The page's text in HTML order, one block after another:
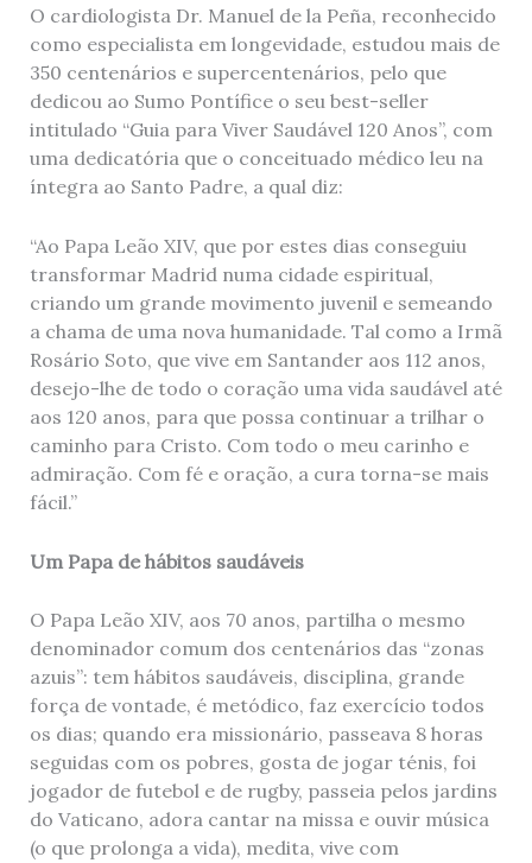
O cardiologista Dr. Manuel de la Peña, reconhecido
como especialista em longevidade, estudou mais de
350 centenários e supercentenários, pelo que
dedicou ao Sumo Pontífice o seu best-seller
intitulado “Guia para Viver Saudável 120 Anos”, com
uma dedicatória que o conceituado médico leu na
íntegra ao Santo Padre, a qual diz:
“Ao Papa Leão XIV, que por estes dias conseguiu
transformar Madrid numa cidade espiritual,
criando um grande movimento juvenil e semeando
a chama de uma nova humanidade. Tal como a Irmã
Rosário Soto, que vive em Santander aos 112 anos,
desejo-lhe de todo o coração uma vida saudável até
aos 120 anos, para que possa continuar a trilhar o
caminho para Cristo. Com todo o meu carinho e
admiração. Com fé e oração, a cura torna-se mais
fácil.”
Um Papa de hábitos saudáveis
O Papa Leão XIV, aos 70 anos, partilha o mesmo
denominador comum dos centenários das “zonas
azuis”: tem hábitos saudáveis, disciplina, grande
força de vontade, é metódico, faz exercício todos
os dias; quando era missionário, passeava 8 horas
seguidas com os pobres, gosta de jogar ténis, foi
jogador de futebol e de rugby, passeia pelos jardins
do Vaticano, adora cantar na missa e ouvir música
(o que prolonga a vida), medita, vive com